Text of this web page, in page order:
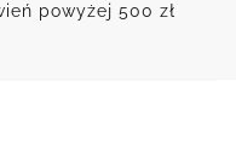
powyżej 500 zł